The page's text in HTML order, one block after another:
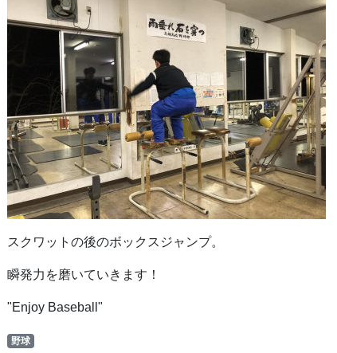
スクワットの後のボックスジャンプ。
瞬発力を磨いていきます！
"Enjoy Baseball"
野球